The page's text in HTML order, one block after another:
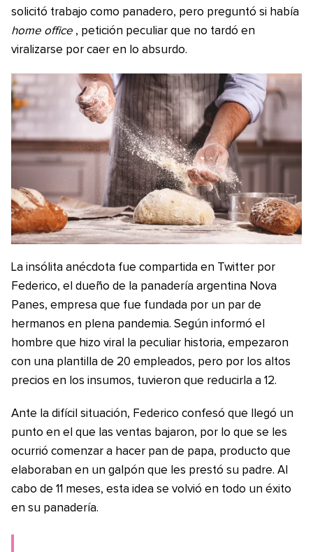
solicitó trabajo como panadero, pero preguntó si había
home office , petición peculiar que no tardó en
viralizarse por caer en lo absurdo.
La insólita anécdota fue compartida en Twitter por
Federico, el dueño de la panadería argentina Nova
Panes, empresa que fue fundada por un par de
hermanos en plena pandemia. Según informó el
hombre que hizo viral la peculiar historia, empezaron
con una plantilla de 20 empleados, pero por los altos
precios en los insumos, tuvieron que reducirla a 12.
Ante la difícil situación, Federico confesó que llegó un
punto en el que las ventas bajaron, por lo que se les
ocurrió comenzar a hacer pan de papa, producto que
elaboraban en un galpón que les prestó su padre. Al
cabo de 11 meses, esta idea se volvió en todo un éxito
en su panadería.